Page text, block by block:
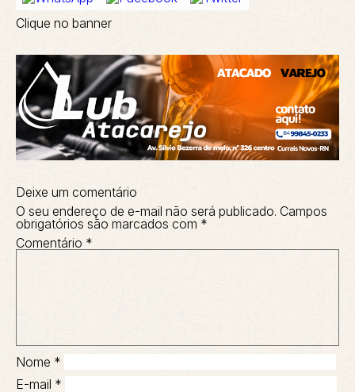
Clique no banner
Deixe um comentário
O seu endereço de e-mail não será publicado. Campos
obrigatórios são marcados com *
Comentário *
Nome *
E-mail *